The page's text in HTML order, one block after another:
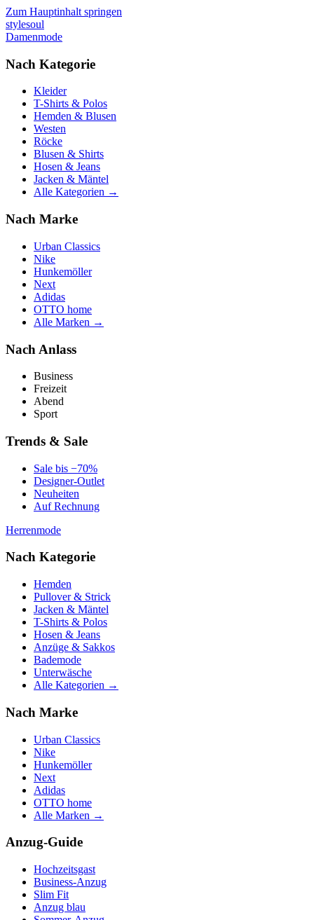
Zum Hauptinhalt springen
stylesoul
Damenmode
Nach Kategorie
Kleider
T-Shirts & Polos
Hemden & Blusen
Westen
Röcke
Blusen & Shirts
Hosen & Jeans
Jacken & Mäntel
Alle Kategorien →
Nach Marke
Urban Classics
Nike
Hunkemöller
Next
Adidas
OTTO home
Alle Marken →
Nach Anlass
Business
Freizeit
Abend
Sport
Trends & Sale
Sale bis −70%
Designer-Outlet
Neuheiten
Auf Rechnung
Herrenmode
Nach Kategorie
Hemden
Pullover & Strick
Jacken & Mäntel
T-Shirts & Polos
Hosen & Jeans
Anzüge & Sakkos
Bademode
Unterwäsche
Alle Kategorien →
Nach Marke
Urban Classics
Nike
Hunkemöller
Next
Adidas
OTTO home
Alle Marken →
Anzug-Guide
Hochzeitsgast
Business-Anzug
Slim Fit
Anzug blau